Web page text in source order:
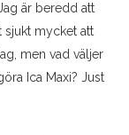
är beredd att
sjukt mycket att
men vad väljer
Ica Maxi? Just